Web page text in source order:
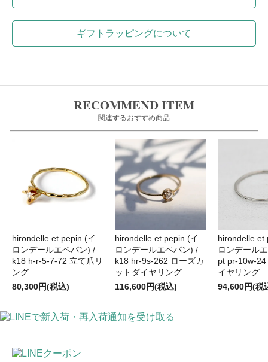
ギフトラッピングについて
RECOMMEND ITEM
関連するおすすめ商品
hirondelle et pepin (イ
ロンデールエペパン) /
k18 h-r-5-7-72 立て爪リ
ング
80,300円(税込)
hirondelle et pepin (イ
ロンデールエペパン) /
k18 hr-9s-262 ローズカ
ットダイヤリング
116,600円(税込)
hirondelle et
ロンデール
pt pr-10w-24
イヤリング
94,600円(税